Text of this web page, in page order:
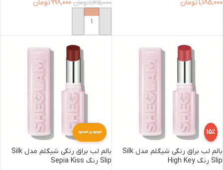
1,185,000تومان 1,125,000تومان 998,000تومان
افزودن به سبد خرید
15%
بالم لب براق رنگی شیگلم مدل Silk
Slip رنگ High Key
موجودی محدود
بالم لب براق رنگی شیگلم مدل Silk
Slip رنگ Sepia Kiss